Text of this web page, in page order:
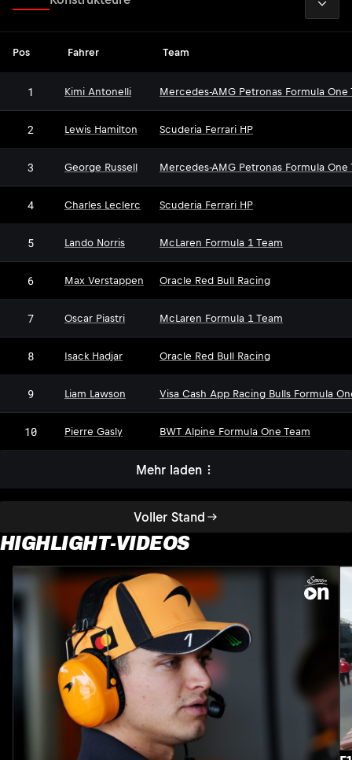
Voller Stand
Pos Fahrer Team
1 Kimi Antonelli Mercedes-AMG Petronas Formula One
2 Lewis Hamilton Scuderia Ferrari HP
3 George Russell Mercedes-AMG Petronas Formula One
4 Charles Leclerc Scuderia Ferrari HP
5 Lando Norris McLaren Formula 1 Team
6 Max Verstappen Oracle Red Bull Racing
7 Oscar Piastri McLaren Formula 1 Team
8 Isack Hadjar Oracle Red Bull Racing
9 Liam Lawson Visa Cash App Racing Bulls Formula
10 Pierre Gasly BWT Alpine Formula One Team
Mehr laden
HIGHLIGHT-VIDEOS